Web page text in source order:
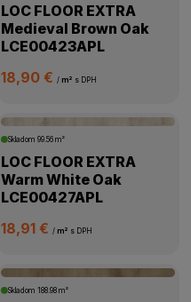
LOC FLOOR EXTRA
Medieval Brown Oak
LCE00423APL
18,90 € / m² s DPH
Skladom 99.56 m²
LOC FLOOR EXTRA
Warm White Oak
LCE00427APL
18,91 € / m² s DPH
Skladom 188.98 m²